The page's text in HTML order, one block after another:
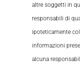
altre soggetti in
responsabili di
ipoteticamente
informazioni
alcuna